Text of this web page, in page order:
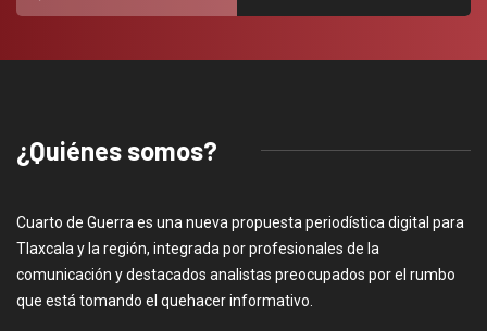
¿Quiénes somos?
Cuarto de Guerra es una nueva propuesta periodística digital para
Tlaxcala y la región, integrada por profesionales de la
comunicación y destacados analistas preocupados por el rumbo
que está tomando el quehacer informativo.